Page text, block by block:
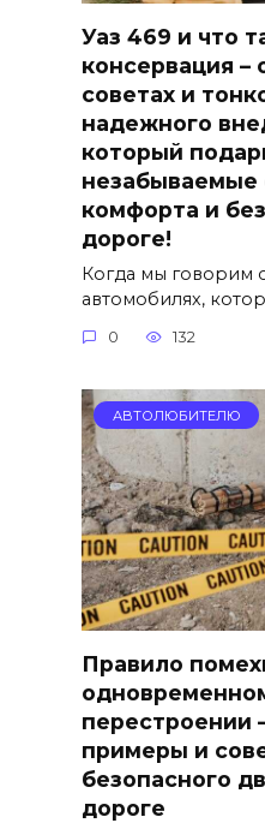
Уаз 469 и что
консервация –
советах и
надежного
который
комфорта и
дороге!
Когда мы говорим
автомобилях,
0 132
АВТОЛЮБИТЕЛЮ
Правило
перестроении
примеры и
безопасного
дороге